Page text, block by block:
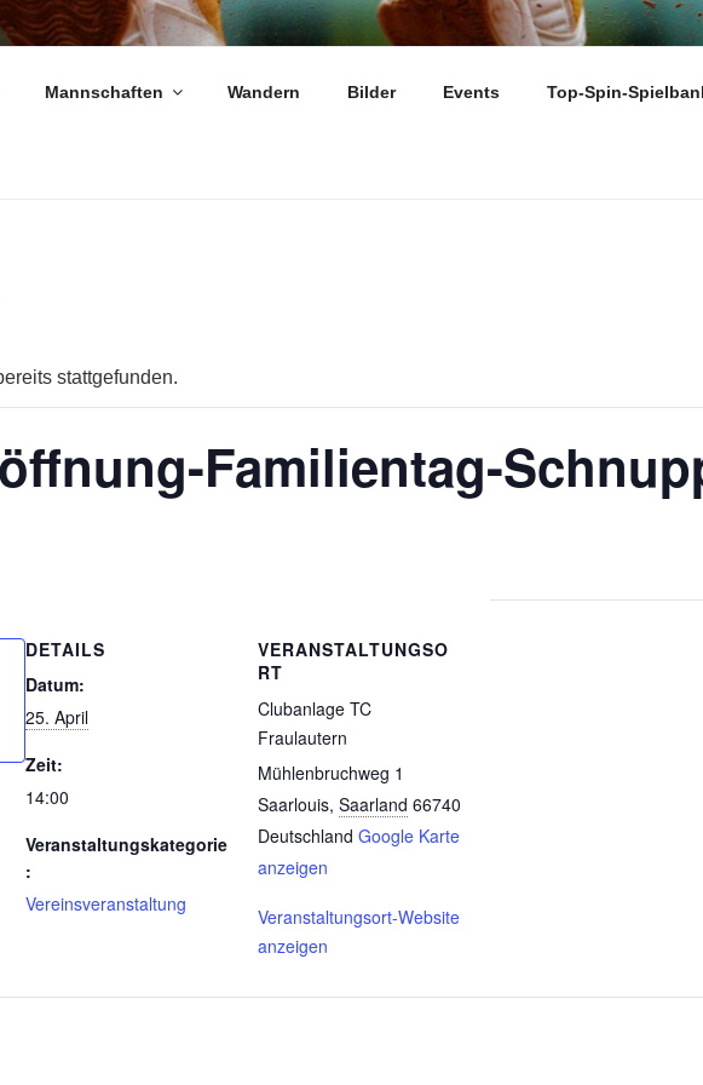
SAARLOUIS-FRAULAUTERN
Mannschaften Wandern Bilder Events Top-Spin-
stattgefunden.
Familientag-
DETAILS
Datum:
25. April
Zeit:
14:00
Veranstaltungskategorie
:
Vereinsveranstaltung
VERANSTALTUNGSO
RT
Clubanlage TC
Fraulautern
Mühlenbruchweg 1
Saarlouis, Saarland 66740
Deutschland Google Karte
anzeigen
Veranstaltungsort-Website
anzeigen